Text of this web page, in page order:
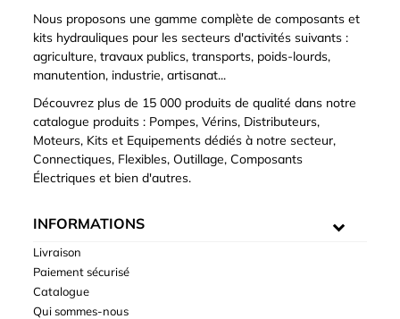
Nous proposons une gamme complète de composants et
kits hydrauliques pour les secteurs d'activités suivants :
agriculture, travaux publics, transports, poids-lourds,
manutention, industrie, artisanat...
Découvrez plus de 15 000 produits de qualité dans notre
catalogue produits : Pompes, Vérins, Distributeurs,
Moteurs, Kits et Equipements dédiés à notre secteur,
Connectiques, Flexibles, Outillage, Composants
Électriques et bien d'autres.
INFORMATIONS
Livraison
Paiement sécurisé
Catalogue
Qui sommes-nous